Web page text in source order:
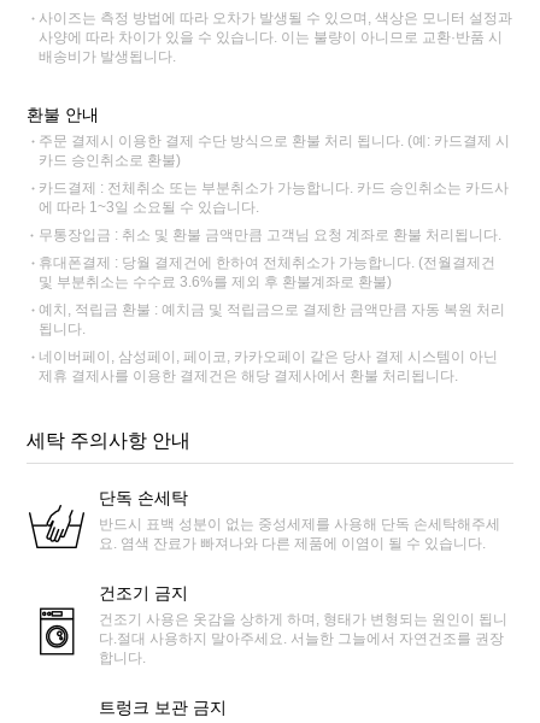
사이즈는 측정 방법에 따라 오차가 발생될 수 있으며, 색상은 모니터 설정과
사양에 따라 차이가 있을 수 있습니다. 이는 불량이 아니므로 교환·반품 시
배송비가 발생됩니다.
환불 안내
주문 결제시 이용한 결제 수단 방식으로 환불 처리 됩니다. (예: 카드결제 시
카드 승인취소로 환불)
카드결제 : 전체취소 또는 부분취소가 가능합니다. 카드 승인취소는 카드사
에 따라 1~3일 소요될 수 있습니다.
무통장입금 : 취소 및 환불 금액만큼 고객님 요청 계좌로 환불 처리됩니다.
휴대폰결제 : 당월 결제건에 한하여 전체취소가 가능합니다. (전월결제건
및 부분취소는 수수료 3.6%를 제외 후 환불계좌로 환불)
예치, 적립금 환불 : 예치금 및 적립금으로 결제한 금액만큼 자동 복원 처리
됩니다.
네이버페이, 삼성페이, 페이코, 카카오페이 같은 당사 결제 시스템이 아닌
제휴 결제사를 이용한 결제건은 해당 결제사에서 환불 처리됩니다.
세탁 주의사항 안내
단독 손세탁
반드시 표백 성분이 없는 중성세제를 사용해 단독 손세탁해주세
요. 염색 잔료가 빠져나와 다른 제품에 이염이 될 수 있습니다.
건조기 금지
건조기 사용은 옷감을 상하게 하며, 형태가 변형되는 원인이 됩니
다.절대 사용하지 말아주세요. 서늘한 그늘에서 자연건조를 권장
합니다.
트렁크 보관 금지